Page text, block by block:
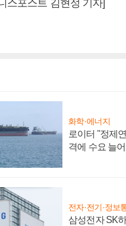
스포스트 김현정 기자]
화학·에너지
로이터 "정제
격에 수요 늘어
전자·전기·정보
삼성전자 SK